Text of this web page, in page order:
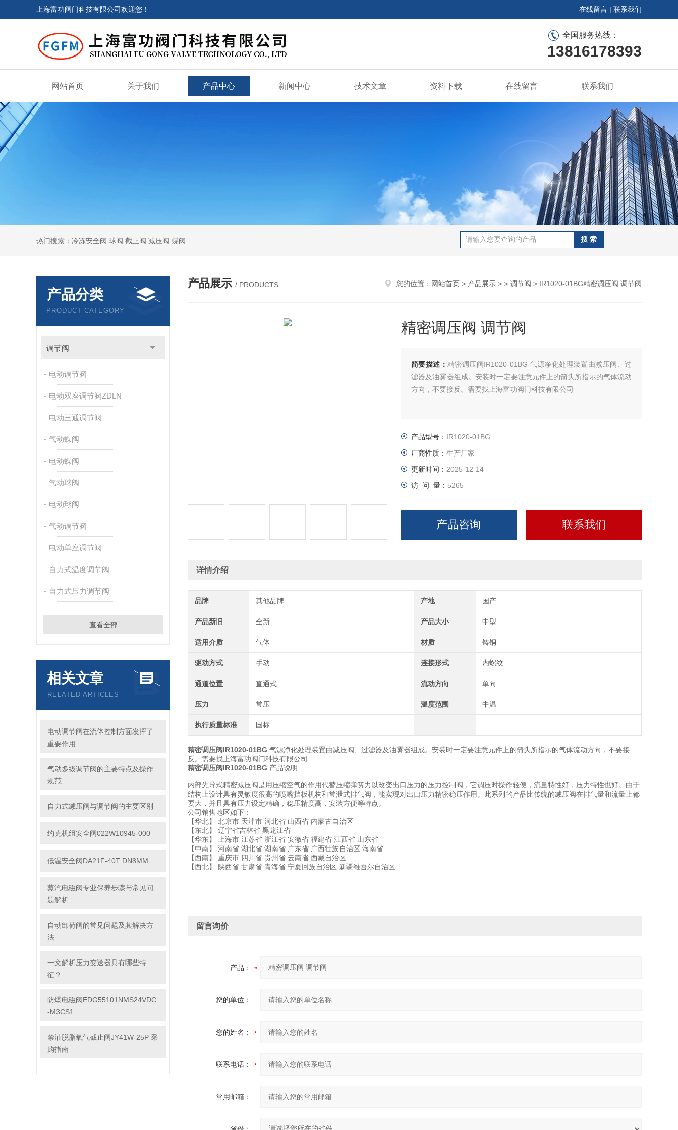
上海富功阀门科技有限公司欢迎您！ 在线留言 | 联系我们
全国服务热线：
13816178393
网站首页 关于我们 产品中心 新闻中心 技术文章 资料下载 在线留言 联系我们
热门搜索：冷冻安全阀 球阀 截止阀 减压阀 蝶阀
产品分类
PRODUCT CATEGORY
调节阀
电动调节阀
电动双座调节阀ZDLN
电动三通调节阀
气动蝶阀
电动蝶阀
气动球阀
电动球阀
气动调节阀
电动单座调节阀
自力式温度调节阀
自力式压力调节阀
查看全部
相关文章
RELATED ARTICLES
电动调节阀在流体控制方面发挥了
重要作用
气动多级调节阀的主要特点及操作
规范
自力式减压阀与调节阀的主要区别
约克机组安全阀022W10945-000
低温安全阀DA21F-40T DN8MM
蒸汽电磁阀专业保养步骤与常见问
题解析
自动卸荷阀的常见问题及其解决方
法
一文解析压力变送器具有哪些特
征？
防爆电磁阀EDG55101NMS24VDC
-M3CS1
禁油脱脂氧气截止阀JY41W-25P 采
购指南
产品展示 / PRODUCTS 您的位置： 网站首页 > 产品展示 > > 调节阀 > IR1020-01BG精密调压阀 调节阀
精密调压阀 调节阀
简要描述： 精密调压阀IR1020-01BG 气源净化处理装置由减压阀、过
滤器及油雾器组成。安装时一定要注意元件上的箭头所指示的气体流动
方向，不要接反。需要找上海富功阀门科技有限公司
产品型号： IR1020-01BG
厂商性质： 生产厂家
更新时间： 2025-12-14
访 问 量： 5265
产品咨询 联系我们
详情介绍
品牌 其他品牌 产地 国产
产品新旧 全新 产品大小 中型
适用介质 气体 材质 铸铜
驱动方式 手动 连接形式 内螺纹
通道位置 直通式 流动方向 单向
压力 常压 温度范围 中温
执行质量标准 国标
精密调压阀IR1020-01BG 气源净化处理装置由减压阀、过滤器及油雾器组成。安装时一定要注意元件上的箭头所指示的气体流动方向，不要接
反。需要找上海富功阀门科技有限公司
精密调压阀IR1020-01BG 产品说明
内部先导式精密减压阀是用压缩空气的作用代替压缩弹簧力以改变出口压力的压力控制阀，它调压时操作轻便，流量特性好，压力特性也好。由于
结构上设计具有灵敏度很高的喷嘴挡板机构和常泄式排气阀，能实现对出口压力精密稳压作用。此系列的产品比传统的减压阀在排气量和流量上都
要大，并且具有压力设定精确，稳压精度高，安装方便等特点。
公司销售地区如下：
【华北】 北京市 天津市 河北省 山西省 内蒙古自治区
【东北】 辽宁省吉林省 黑龙江省
【华东】 上海市 江苏省 浙江省 安徽省 福建省 江西省 山东省
【中南】 河南省 湖北省 湖南省 广东省 广西壮族自治区 海南省
【西南】 重庆市 四川省 贵州省 云南省 西藏自治区
【西北】 陕西省 甘肃省 青海省 宁夏回族自治区 新疆维吾尔自治区
留言询价
产品：
您的单位：
您的姓名：
联系电话：
常用邮箱：